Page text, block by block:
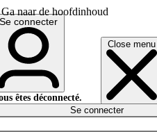
Ga naar de hoofdinhoud
Close menu
English
Se connecter
êtes déconnecté.
Se connecter